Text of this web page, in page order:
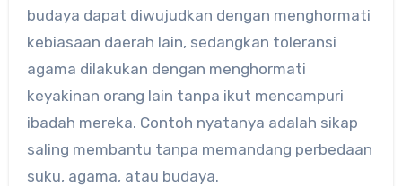
budaya dapat diwujudkan dengan menghormati
kebiasaan daerah lain, sedangkan toleransi
agama dilakukan dengan menghormati
keyakinan orang lain tanpa ikut mencampuri
ibadah mereka. Contoh nyatanya adalah sikap
saling membantu tanpa memandang perbedaan
suku, agama, atau budaya.